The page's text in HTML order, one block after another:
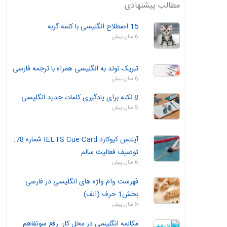
مطالب پیشنهادی
15 اصطلاح انگلیسی با کلمه گربه
6 سال پیش
تبریک تولد به انگلیسی همراه با ترجمه فارسی
6 سال پیش
8 نکته برای یادگیری کلمات جدید انگلیسی
5 سال پیش
آیلتس کیوکارد IELTS Cue Card شماره 78:
توصیف فعالیت سالم
6 سال پیش
فهرست وام واژه های انگلیسی در فارسی
بخش1 حرف (الف)
5 سال پیش
مکالمه انگلیسی در محل کار: رفع سوتفاهم